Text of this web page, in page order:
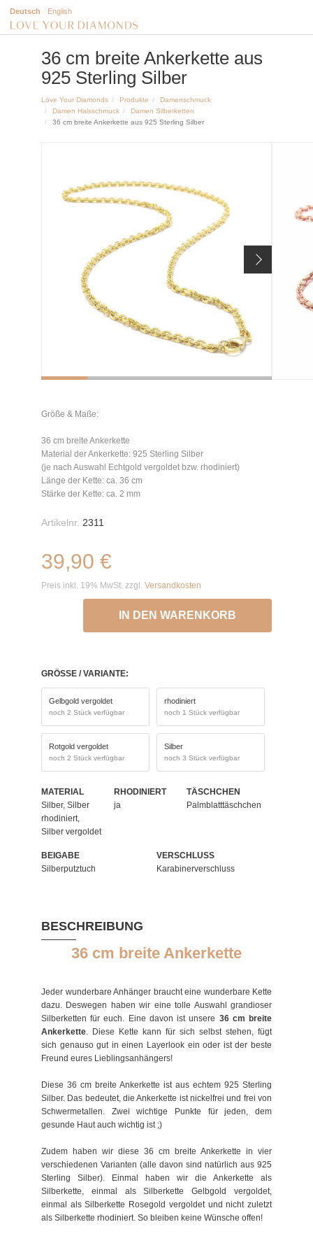
Deutsch English
36 cm breite Ankerkette aus
925 Sterling Silber
Love Your Diamonds Produkte
Damenschmuck
Damen Halsschmuck
Damen Silberketten
36 cm breite Ankerkette aus 925 Sterling Silber
Größe & Maße:
36 cm breite Ankerkette
Material der Ankerkette: 925 Sterling Silber
(je nach Auswahl Echtgold vergoldet bzw. rhodiniert)
Länge der Kette: ca. 36 cm
Stärke der Kette: ca. 2 mm
Artikelnr. 2311
39,90 €
Preis inkl. 19% MwSt. zzgl. Versandkosten
IN DEN WARENKORB
GRÖSSE / VARIANTE:
Gelbgold vergoldet
noch 2 Stück verfügbar
rhodiniert
noch 1 Stück verfügbar
Rotgold vergoldet
noch 2 Stück verfügbar
Silber
noch 3 Stück verfügbar
MATERIAL
Silber, Silber
rhodiniert,
Silber vergoldet
RHODINIERT
ja
TÄSCHCHEN
Palmblatttäschchen
BEIGABE
Silberputztuch
VERSCHLUSS
Karabinerverschluss
BESCHREIBUNG
36 cm breite Ankerkette
Jeder wunderbare Anhänger braucht eine wunderbare Kette
dazu. Deswegen haben wir eine tolle Auswahl grandioser
Silberketten für euch. Eine davon ist unsere 36 cm breite
Ankerkette. Diese Kette kann für sich selbst stehen, fügt
sich genauso gut in einen Layerlook ein oder ist der beste
Freund eures Lieblingsanhängers!
Diese 36 cm breite Ankerkette ist aus echtem 925 Sterling
Silber. Das bedeutet, die Ankerkette ist nickelfrei und frei von
Schwermetallen. Zwei wichtige Punkte für jeden, dem
gesunde Haut auch wichtig ist ;)
Zudem haben wir diese 36 cm breite Ankerkette in vier
verschiedenen Varianten (alle davon sind natürlich aus 925
Sterling Silber). Einmal haben wir die Ankerkette als
Silberkette, einmal als Silberkette Gelbgold vergoldet,
einmal als Silberkette Rosegold vergoldet und nicht zuletzt
als Silberkette rhodiniert. So bleiben keine Wünsche offen!